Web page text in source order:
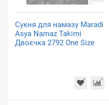
Сукня для намазу Maradi
Asya Namaz Takimi
Двоєчка 2792 One Size